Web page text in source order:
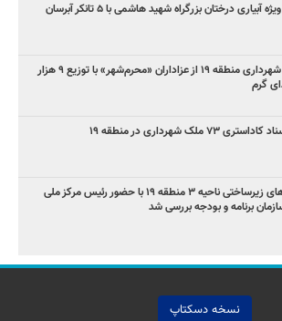
آبیاری درختان بزرگراه شهید هاشمی با ۵ تانکر آبرسان
پذیرایی شهرداری منطقه ۱۹ از عزاداران «محرم‌شهر» با توزیع ۹ هزار
گرم
۷۳ ملک شهرداری در منطقه ۱۹
چالش‌های زیرساختی ناحیه ۳ منطقه ۱۹ با حضور رئیس مرکز ملی
برنامه و بودجه بررسی شد
نسخه دسکتاپ